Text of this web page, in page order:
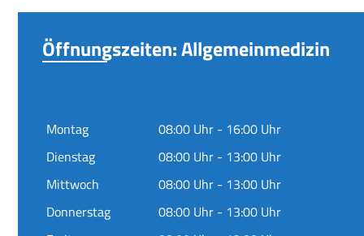
Öffnungszeiten: Allgemeinmedizin
Montag
08:00 Uhr - 16:00 Uhr
Dienstag
08:00 Uhr - 13:00 Uhr
Mittwoch
08:00 Uhr - 13:00 Uhr
Donnerstag
08:00 Uhr - 13:00 Uhr